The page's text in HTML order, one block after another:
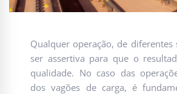
Qualquer operação, de diferentes
ser assertiva para que o
qualidade. No caso das
dos vagões de carga, é